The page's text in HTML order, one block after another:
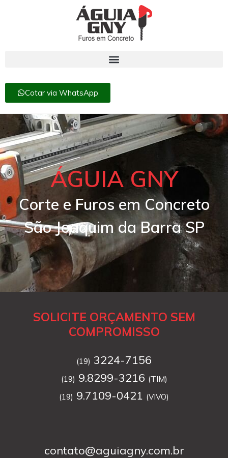
Cotar via WhatsApp
ÁGUIA GNY
Corte e Furos em Concreto
São Joaquim da Barra SP
SOLICITE ORÇAMENTO SEM
COMPROMISSO
(19) 3224-7156
(19) 9.8299-3216 (TIM)
(19) 9.7109-0421 (VIVO)
contato@aguiagny.com.br